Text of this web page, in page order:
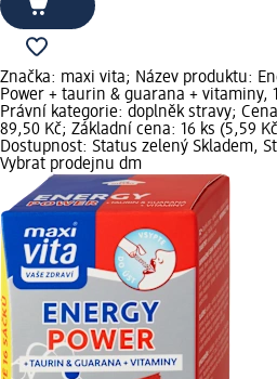
Značka: maxi vita; Název produktu:
Power + taurin & guarana + vitaminy,
Právní kategorie: doplněk stravy;
89,50 Kč; Základní cena: 16 ks (5,59
Dostupnost: Status zelený Skladem,
Vybrat prodejnu dm